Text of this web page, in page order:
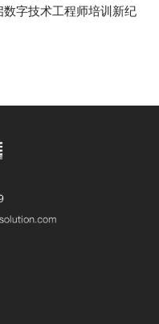
字技术工程师培训新纪